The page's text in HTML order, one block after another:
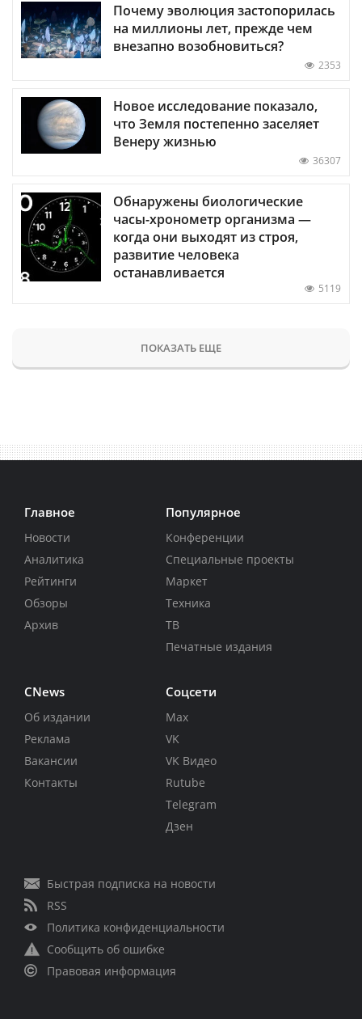
Почему эволюция застопорилась
на миллионы лет, прежде чем
внезапно возобновиться?
2353
Новое исследование показало,
что Земля постепенно заселяет
Венеру жизнью
36307
Обнаружены биологические
часы-хронометр организма —
когда они выходят из строя,
развитие человека
останавливается
5119
ПОКАЗАТЬ ЕЩЕ
Главное
Новости
Аналитика
Рейтинги
Обзоры
Архив
Популярное
Конференции
Специальные проекты
Маркет
Техника
ТВ
Печатные издания
CNews
Об издании
Реклама
Вакансии
Контакты
Соцсети
Max
VK
VK Видео
Rutube
Telegram
Дзен
Быстрая подписка на новости
RSS
Политика конфиденциальности
Сообщить об ошибке
Правовая информация